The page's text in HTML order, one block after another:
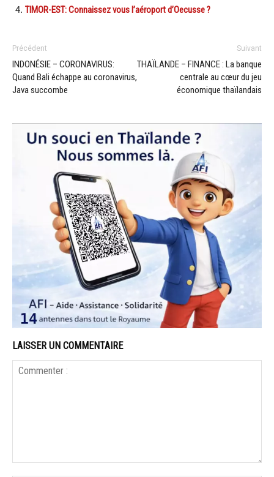
TIMOR-EST: Connaissez vous l’aéroport d’Oecusse ?
Précédent
INDONÉSIE – CORONAVIRUS:
Quand Bali échappe au coronavirus,
Java succombe
Suivant
THAÏLANDE – FINANCE : La banque
centrale au cœur du jeu
économique thaïlandais
LAISSER UN COMMENTAIRE